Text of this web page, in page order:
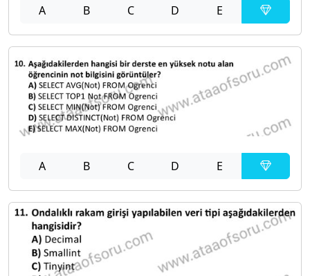
A B C D E
A B C D E